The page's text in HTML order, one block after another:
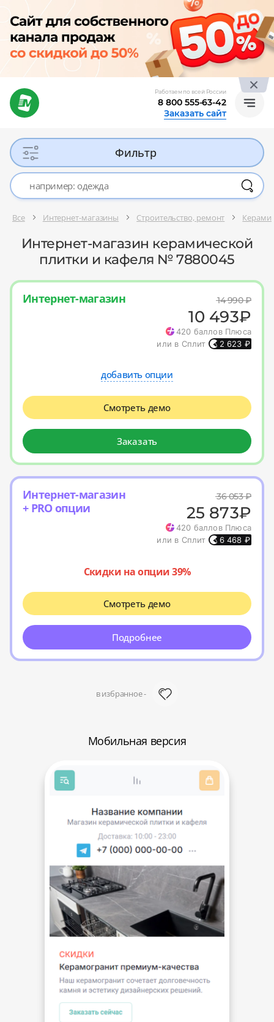
Работаем по всей России
8 800 555-63-42
Заказать сайт
Фильтр
Все Интернет-магазины Строительство, ремонт
Интернет-магазин керамической
плитки и кафеля № 7880045
в избранное -
Интернет-магазин 14 990₽
10 493₽
420 баллов Плюса
или в Сплит
2 623 ₽
добавить опции
Смотреть демо
Заказать
Интернет-магазин
+ PRO опции
36 053₽
25 873₽
420 баллов Плюса
или в Сплит
6 468 ₽
Скидки на опции 39%
Смотреть демо
Подробнее
Мобильная версия